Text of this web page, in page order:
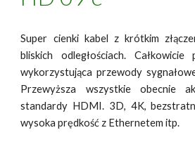
Super cienki kabel z krótkim
bliskich odległościach. Całkowicie
wykorzystująca przewody
Przewyższa wszystkie obecnie
standardy HDMI. 3D, 4K,
wysoka prędkość z Ethernetem itp.